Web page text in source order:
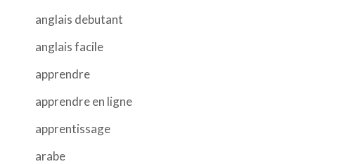
anglais debutant
anglais facile
apprendre
apprendre en ligne
apprentissage
arabe